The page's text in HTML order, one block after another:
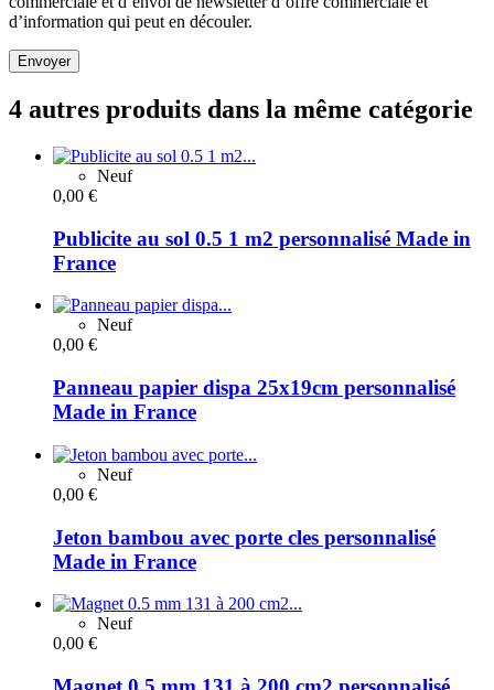
d’information qui peut en découler.
Envoyer
4 autres produits dans la même catégorie
Neuf
0,00 €
Publicite au sol 0.5 1 m2 personnalisé Made in
France
Neuf
0,00 €
Panneau papier dispa 25x19cm personnalisé
Made in France
Neuf
0,00 €
Jeton bambou avec porte cles personnalisé
Made in France
Neuf
0,00 €